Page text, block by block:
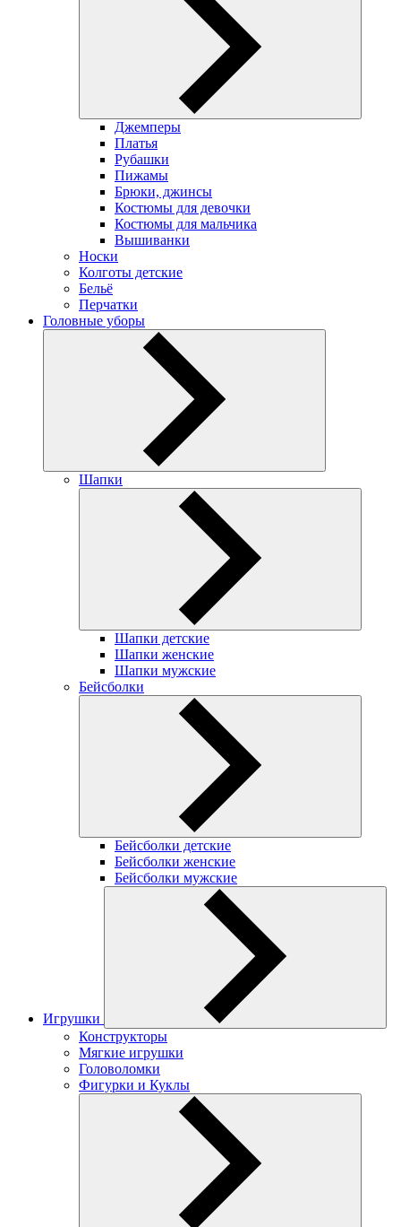
Джемперы
Платья
Рубашки
Пижамы
Брюки, джинсы
Костюмы для девочки
Костюмы для мальчика
Вышиванки
Носки
Колготы детские
Бельё
Перчатки
Головные уборы
Шапки
Шапки детские
Шапки женские
Шапки мужские
Бейсболки
Бейсболки детские
Бейсболки женские
Бейсболки мужские
Игрушки
Конструкторы
Мягкие игрушки
Головоломки
Фигурки и Куклы